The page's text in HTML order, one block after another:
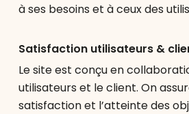
à ses besoins et à ceux des
Satisfaction utilisateurs &
Le site est conçu en
utilisateurs et le client. On
satisfaction et l’atteinte des